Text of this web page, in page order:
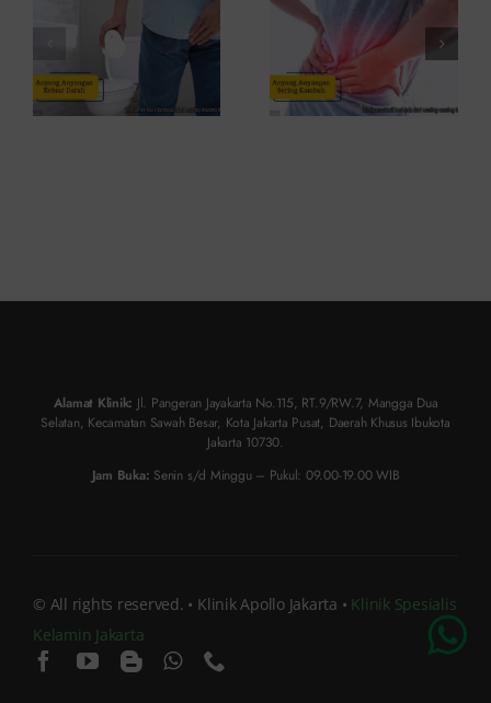
ke Dokter
Atasinya
Alamat Klinik: Jl. Pangeran Jayakarta No.115, RT.9/RW.7, Mangga Dua
Selatan, Kecamatan Sawah Besar, Kota Jakarta Pusat, Daerah Khusus Ibukota
Jakarta 10730.
Jam Buka: Senin s/d Minggu – Pukul: 09.00-19.00 WIB
© All rights reserved. • Klinik Apollo Jakarta • Klinik Spesialis
Kelamin Jakarta